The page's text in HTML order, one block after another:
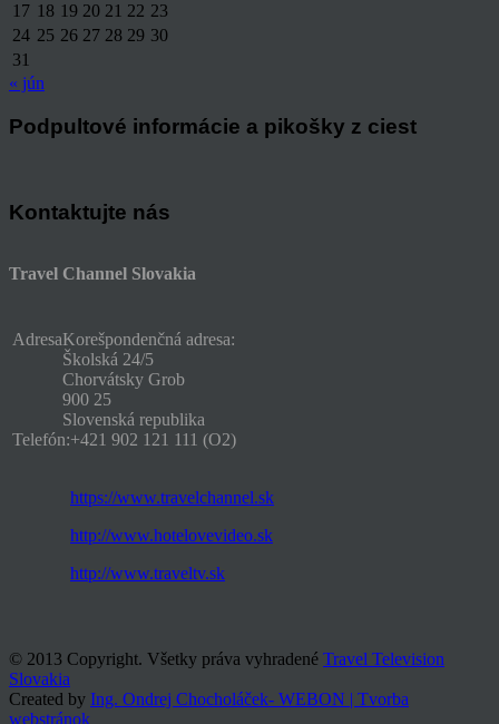
17 18 19 20 21 22 23
24 25 26 27 28 29 30
31
« jún
Podpultové informácie a pikošky z ciest
Kontaktujte nás
Travel Channel Slovakia
AdresaKorešpondenčná adresa:
Školská 24/5
Chorvátsky Grob
900 25
Slovenská republika
Telefón:+421 902 121 111 (O2)
https://www.travelchannel.sk
http://www.hotelovevideo.sk
http://www.traveltv.sk
© 2013 Copyright. Všetky práva vyhradené Travel Television
Slovakia
Created by Ing. Ondrej Chocholáček- WEBON | Tvorba
webstránok